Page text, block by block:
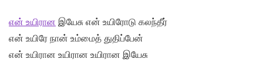
என் உயிரான இயேசு என் உயிரோடு கலந்தீர்
என் உயிரே நான் உம்மைத் துதிப்பேன்
என் உயிரான உயிரான உயிரான இயேசு